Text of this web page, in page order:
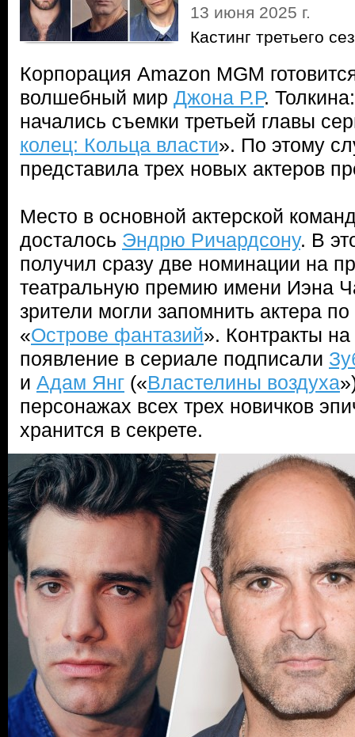
13 июня 2025 г.
Кастинг третьего
Корпорация Amazon MGM
волшебный мир Джона Р.Р.
начались съемки третьей главы
колец: Кольца власти». По этому
представила трех новых актеров
Место в основной актерской
досталось Эндрю Ричардсону. В
получил сразу две номинации на
театральную премию имени Иэна
зрители могли запомнить актера
«Острове фантазий». Контракты
появление в сериале подписали
и Адам Янг («Властелины воздуха
персонажах всех трех новичков
хранится в секрете.